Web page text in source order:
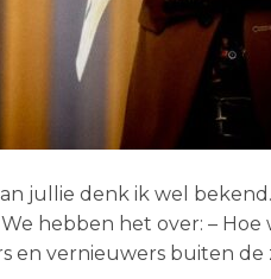
jullie denk ik wel
hebben het over: –
en vernieuwers buiten de